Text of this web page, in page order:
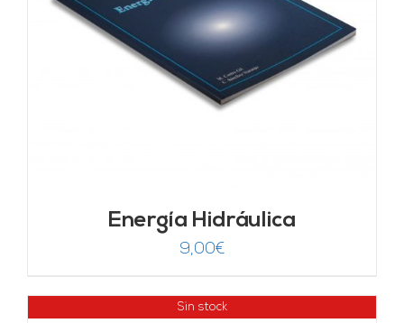
Energía Hidráulica
9,00€
Sin stock